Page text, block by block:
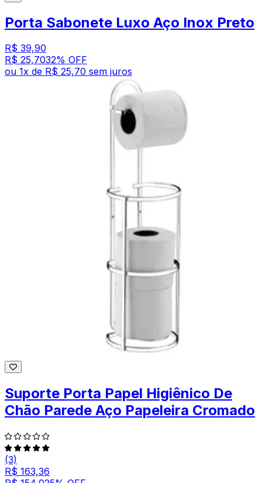
Porta Sabonete Luxo Aço Inox Preto
R$ 39,90
R$ 25,7032% OFF
ou 1x de R$ 25,70 sem juros
Suporte Porta Papel Higiênico De
Chão Parede Aço Papeleira Cromado
(3)
R$ 163,36